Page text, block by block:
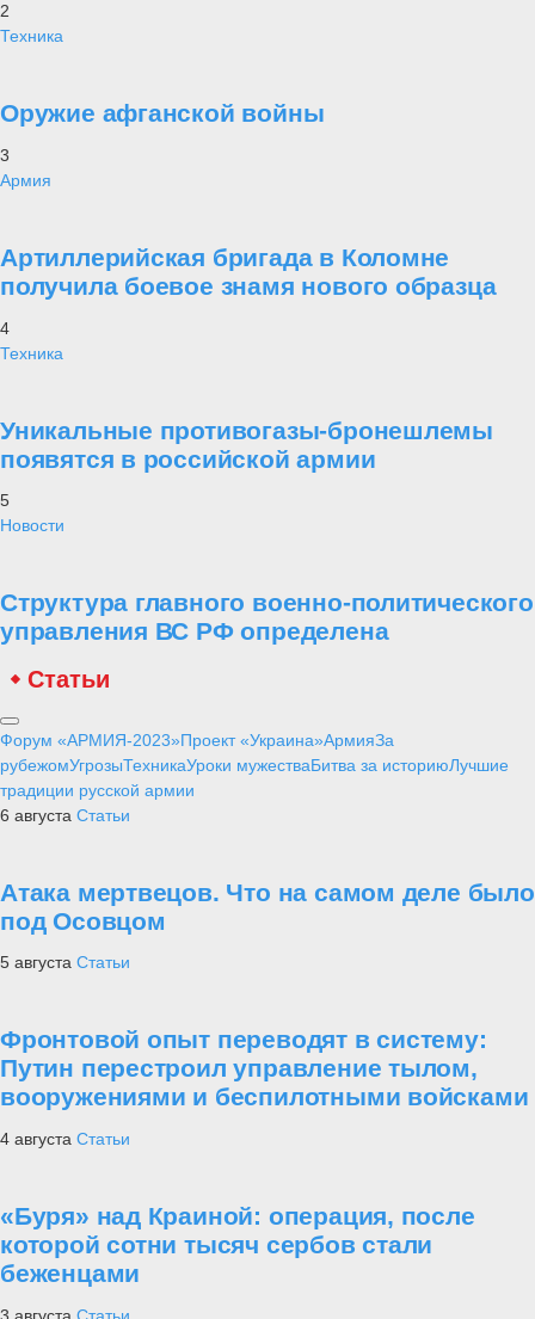
2
Техника
Оружие афганской войны
3
Армия
Артиллерийская бригада в Коломне
получила боевое знамя нового образца
4
Техника
Уникальные противогазы-бронешлемы
появятся в российской армии
5
Новости
Структура главного военно-политического
управления ВС РФ определена
Статьи
Форум «АРМИЯ-2023»Проект «Украина»АрмияЗа
рубежомУгрозыТехникаУроки мужестваБитва за историюЛучшие
традиции русской армии
6 августа Статьи
Атака мертвецов. Что на самом деле было
под Осовцом
5 августа Статьи
Фронтовой опыт переводят в систему:
Путин перестроил управление тылом,
вооружениями и беспилотными войсками
4 августа Статьи
«Буря» над Краиной: операция, после
которой сотни тысяч сербов стали
беженцами
3 августа Статьи